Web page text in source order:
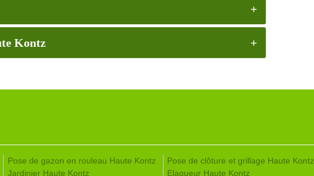
Kontz
Pose de gazon en rouleau Haute Kontz
Jardinier Haute Kontz
Pose de clôture et grillage Haute Kontz
Elagueur Haute Kontz